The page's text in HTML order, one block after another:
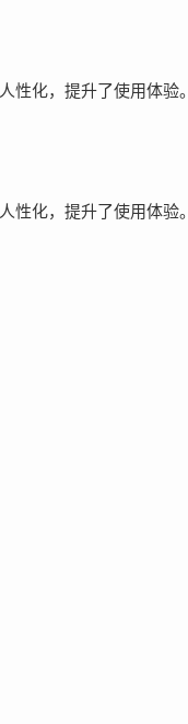
性化，提升了使用体验。
性化，提升了使用体验。